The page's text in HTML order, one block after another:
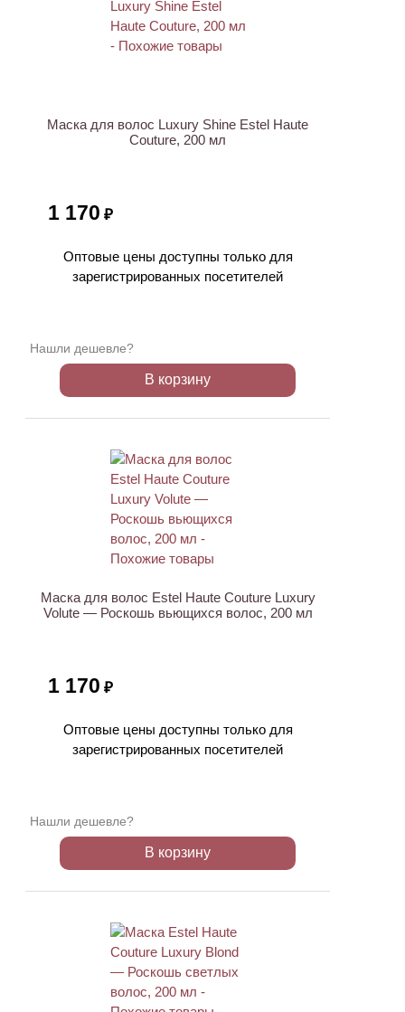
Маска для волос Luxury Shine Estel Haute
Couture, 200 мл
1 170 ₽
Оптовые цены доступны только для
зарегистрированных посетителей
Нашли дешевле?
В корзину
Маска для волос Estel Haute Couture Luxury
Volute — Роскошь вьющихся волос, 200 мл
1 170 ₽
Оптовые цены доступны только для
зарегистрированных посетителей
Нашли дешевле?
В корзину